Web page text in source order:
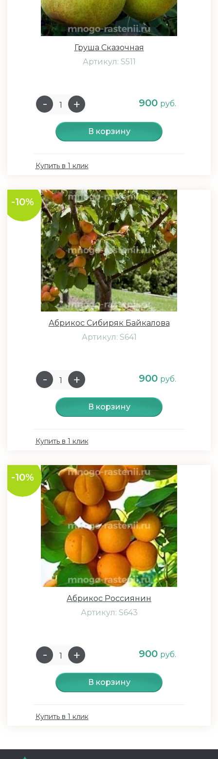
Груша Сказочная
Артикул: S511
900 руб.
В корзину
Купить в 1 клик
-10%
Абрикос Сибиряк Байкалова
Артикул: S641
900 руб.
В корзину
Купить в 1 клик
-10%
Абрикос Россиянин
Артикул: S643
900 руб.
В корзину
Купить в 1 клик